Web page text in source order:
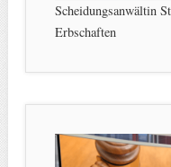
Scheidungsanwältin
Erbschaften